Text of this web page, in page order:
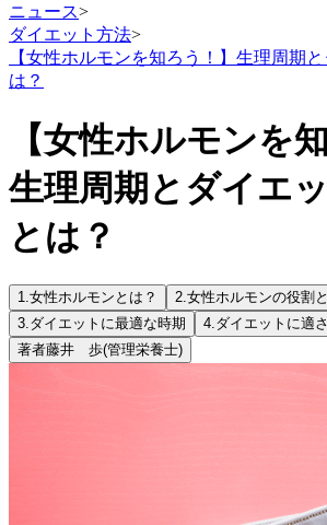
ニュース>
ダイエット方法>
【女性ホルモンを知ろう！】生理周期
は？
【女性ホルモンを
生理周期とダイエ
とは？
1.女性ホルモンとは？ 2.女性ホルモンの役割
3.ダイエットに最適な時期 4.ダイエットに適
著者藤井 歩(管理栄養士)